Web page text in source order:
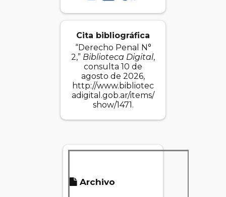
Cita bibliográfica
“Derecho Penal N°
2,” Biblioteca Digital,
consulta 10 de
agosto de 2026,
http://www.bibliotec
adigital.gob.ar/items/
show/1471 .
Archivo